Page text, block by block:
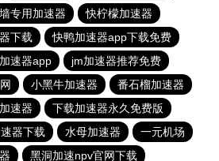
专用加速器
快柠檬加速器
下载
快鸭加速器app下载免费
速器app
jm加速器推荐免费
小黑牛加速器
番石榴加速器
速器
下载加速器永久免费版
器下载 水母加速器
一元机场
黑洞加速npv官网下载